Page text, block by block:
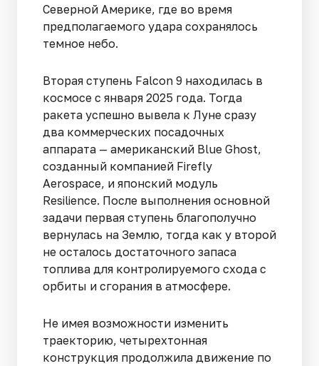
Северной Америке, где во время
предполагаемого удара сохранялось
темное небо.
Вторая ступень Falcon 9 находилась в
космосе с января 2025 года. Тогда
ракета успешно вывела к Луне сразу
два коммерческих посадочных
аппарата — американский Blue Ghost,
созданный компанией Firefly
Aerospace, и японский модуль
Resilience. После выполнения основной
задачи первая ступень благополучно
вернулась на Землю, тогда как у второй
не осталось достаточного запаса
топлива для контролируемого схода с
орбиты и сгорания в атмосфере.
Не имея возможности изменить
траекторию, четырехтонная
конструкция продолжила движение по